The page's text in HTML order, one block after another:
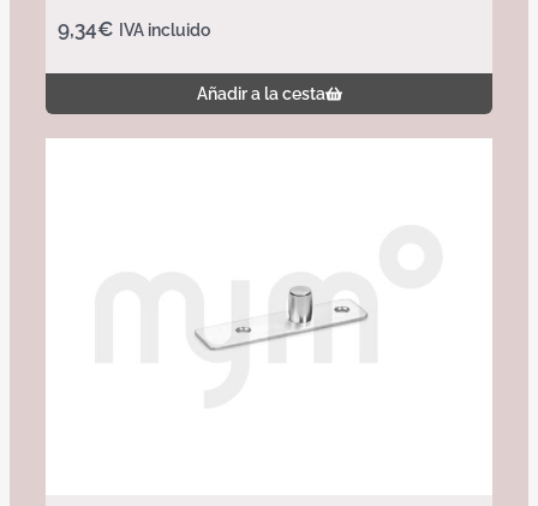
9,34€ IVA incluido
Añadir a la cesta